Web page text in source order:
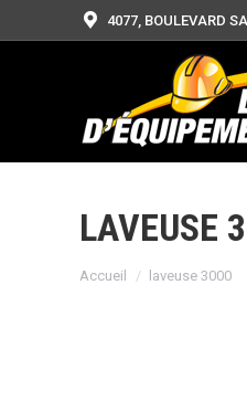
4077, BOULEVARD
LAVEUSE
Vous êtes ici :
Accueil laveuse 3000